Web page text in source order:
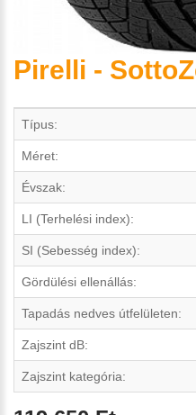
Pirelli -
Típus:
Méret:
Évszak:
LI (Terhelési index):
SI (Sebesség index):
Gördülési ellenállás:
Tapadás nedves útfelületen:
Zajszint dB:
Zajszint kategória: